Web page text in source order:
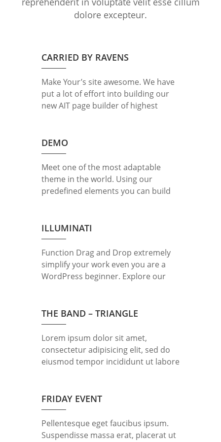
dolore excepteur.
CARRIED BY RAVENS
Make Your’s site awesome. We have
put a lot of effort into building our
new AIT page builder of highest
dolor sit amet, consectetur
adipisicing elit, sed do eiusmod
tempor incididunt ut labore et
dolore magna aliqua. Ut enim ad
minim veniam, […]
DEMO
Meet one of the most adaptable
theme in the world. Using our
predefined elements you can build
amet, consectetur adipisicing elit,
sed do eiusmod tempor incididunt
ut labore et dolore magna aliqua. Ut
enim ad minim veniam, quis nostrud
exercitation ullamco laboris nisi ut
ILLUMINATI
Function Drag and Drop extremely
simplify your work even you are a
WordPress beginner. Explore our
consectetur adipisicing elit, sed do
eiusmod tempor incididunt ut labore
et dolore magna aliqua. Ut enim ad
minim veniam, quis nostrud
exercitation ullamco laboris nisi ut
THE BAND – TRIANGLE
Lorem ipsum dolor sit amet,
consectetur adipisicing elit, sed do
eiusmod tempor incididunt ut labore
exercitation ullamco laboris nisi ut
aliquip ex ea commodo consequat.
Duis aute irure dolor in
reprehenderit in voluptte velit.
FRIDAY EVENT
Pellentesque eget faucibus ipsum.
Suspendisse massa erat, placerat ut